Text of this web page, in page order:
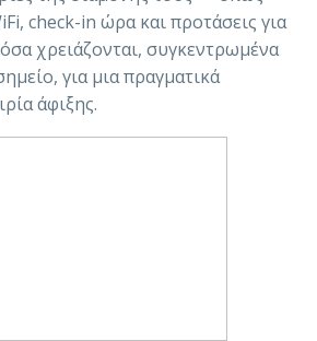
check-in ώρα και προτάσεις για
χρειάζονται, συγκεντρωμένα
για μια πραγματικά
άφιξης.